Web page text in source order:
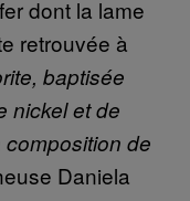
dont la lame
retrouvée à
baptisée
nickel et de
de
Daniela